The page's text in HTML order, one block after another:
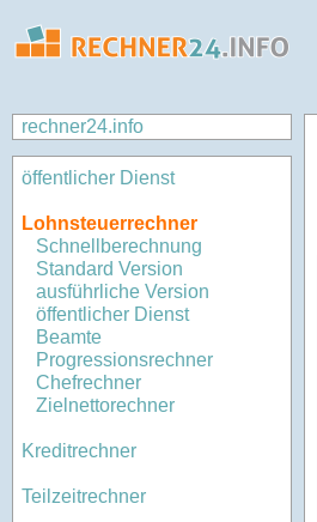
rechner24.info
öffentlicher Dienst
Lohnsteuerrechner
Schnellberechnung
Standard Version
ausführliche Version
öffentlicher Dienst
Beamte
Progressionsrechner
Chefrechner
Zielnettorechner
Kreditrechner
Teilzeitrechner